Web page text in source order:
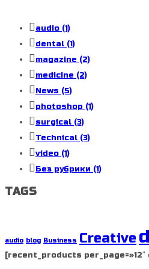
audio (1)
dental (1)
magazine (2)
medicine (2)
News (5)
photoshop (1)
surgical (3)
Technical (3)
video (1)
Без рубрики (1)
TAGS
audio blog Business Creative
[recent_products